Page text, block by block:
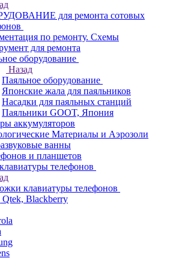
для ремонта сотовых
по ремонту. Схемы
для ремонта
оборудование
Назад
Паяльное оборудование
Японские жала для паяльников
Насадки для паяльных станций
Паяльники GOOT, Япония
аккумуляторов
Материалы и Аэрозоли
ванны
и планшетов
телефонов
клавиатуры телефонов
Blackberry